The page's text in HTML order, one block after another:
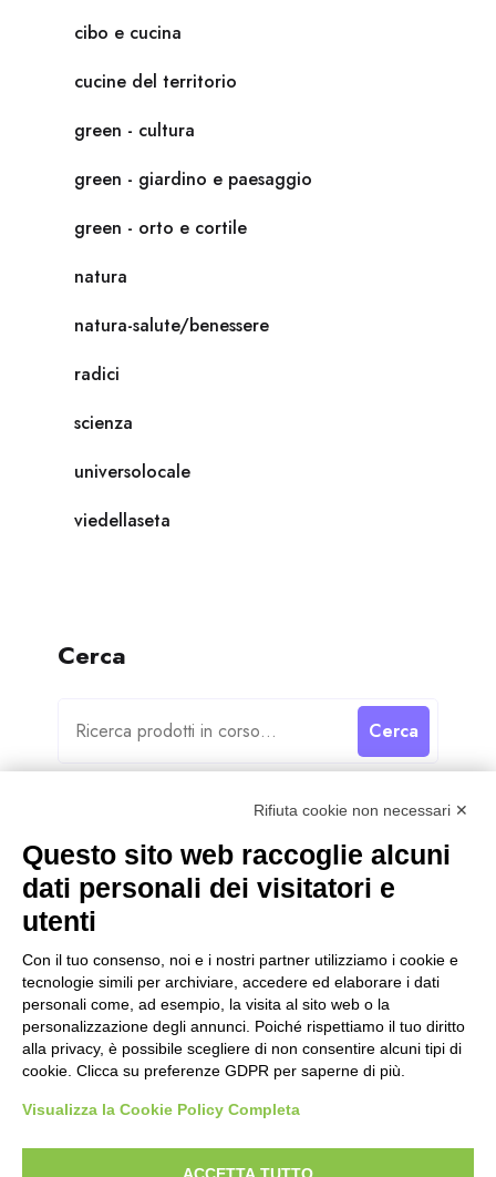
cibo e cucina
cucine del territorio
green - cultura
green - giardino e paesaggio
green - orto e cortile
natura
natura-salute/benessere
radici
scienza
universolocale
viedellaseta
Cerca
Cerca
Categorie
Categorie
Rifiuta cookie non necessari ✕
Questo sito web raccoglie alcuni
dati personali dei visitatori e
utenti
Con il tuo consenso, noi e i nostri partner utilizziamo i cookie e
tecnologie simili per archiviare, accedere ed elaborare i dati
personali come, ad esempio, la visita al sito web o la
personalizzazione degli annunci. Poiché rispettiamo il tuo diritto
alla privacy, è possibile scegliere di non consentire alcuni tipi di
cookie. Clicca su preferenze GDPR per saperne di più.
Visualizza la Cookie Policy Completa
ACCETTA TUTTO